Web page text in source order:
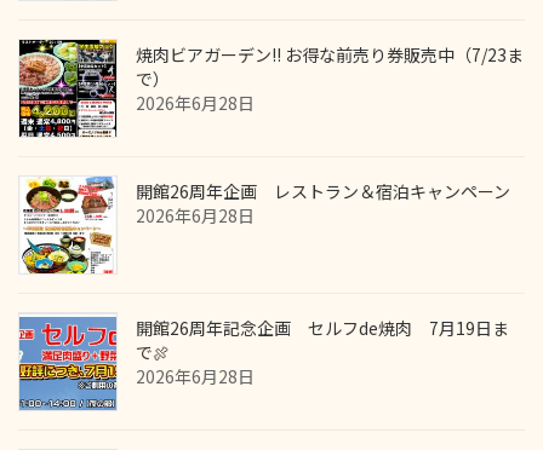
焼肉ビアガーデン!! お得な前売り券販売中（7/23ま
で）
2026年6月28日
開館26周年企画 レストラン＆宿泊キャンペーン
2026年6月28日
開館26周年記念企画 セルフde焼肉 7月19日ま
で🍖
2026年6月28日